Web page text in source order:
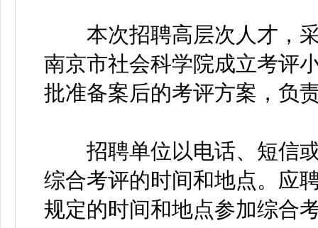
本次招聘高层次人才，采
南京市社会科学院成立考评
批准备案后的考评方案，负
招聘单位以电话、短信或
综合考评的时间和地点。应
规定的时间和地点参加综合